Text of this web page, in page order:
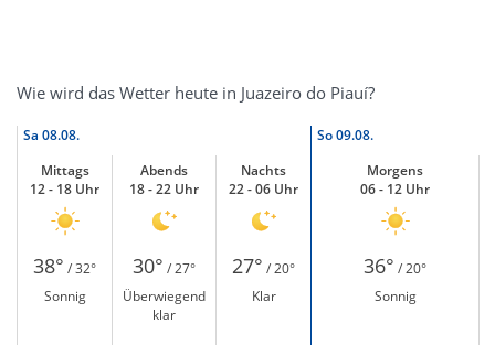
Wie wird das Wetter heute in Juazeiro do Piauí?
Sa 08.08. So09.08.
Mittags
12 - 18 Uhr
Abends
18 - 22 Uhr
Nachts
22 - 06 Uhr
Morgens
06 - 12 Uhr
38° / 32° 30° / 27° 27° / 20° 36° / 20°
Sonnig
Überwiegend
klar
Klar Sonnig